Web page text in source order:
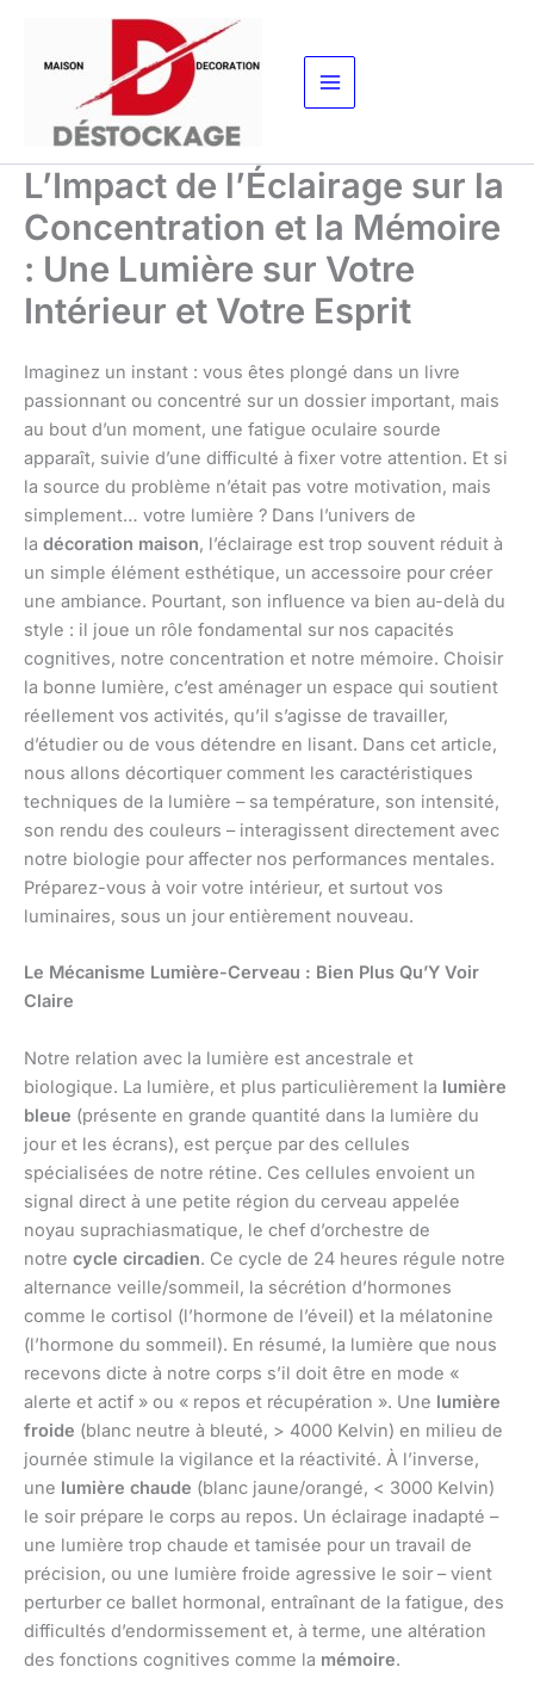
contenu
L’Impact de l’Éclairage sur la
Concentration et la Mémoire
: Une Lumière sur Votre
Intérieur et Votre Esprit
Imaginez un instant : vous êtes plongé dans un livre
passionnant ou concentré sur un dossier important, mais
au bout d’un moment, une fatigue oculaire sourde
apparaît, suivie d’une difficulté à fixer votre attention. Et si
la source du problème n’était pas votre motivation, mais
simplement… votre lumière ? Dans l’univers de
la décoration maison, l’éclairage est trop souvent réduit à
un simple élément esthétique, un accessoire pour créer
une ambiance. Pourtant, son influence va bien au-delà du
style : il joue un rôle fondamental sur nos capacités
cognitives, notre concentration et notre mémoire. Choisir
la bonne lumière, c’est aménager un espace qui soutient
réellement vos activités, qu’il s’agisse de travailler,
d’étudier ou de vous détendre en lisant. Dans cet article,
nous allons décortiquer comment les caractéristiques
techniques de la lumière – sa température, son intensité,
son rendu des couleurs – interagissent directement avec
notre biologie pour affecter nos performances mentales.
Préparez-vous à voir votre intérieur, et surtout vos
luminaires, sous un jour entièrement nouveau.
Le Mécanisme Lumière-Cerveau : Bien Plus Qu’Y Voir
Claire
Notre relation avec la lumière est ancestrale et
biologique. La lumière, et plus particulièrement la lumière
bleue (présente en grande quantité dans la lumière du
jour et les écrans), est perçue par des cellules
spécialisées de notre rétine. Ces cellules envoient un
signal direct à une petite région du cerveau appelée
noyau suprachiasmatique, le chef d’orchestre de
notre cycle circadien. Ce cycle de 24 heures régule notre
alternance veille/sommeil, la sécrétion d’hormones
comme le cortisol (l’hormone de l’éveil) et la mélatonine
(l’hormone du sommeil). En résumé, la lumière que nous
recevons dicte à notre corps s’il doit être en mode «
alerte et actif » ou « repos et récupération ». Une lumière
froide (blanc neutre à bleuté, > 4000 Kelvin) en milieu de
journée stimule la vigilance et la réactivité. À l’inverse,
une lumière chaude (blanc jaune/orangé, < 3000 Kelvin)
le soir prépare le corps au repos. Un éclairage inadapté –
une lumière trop chaude et tamisée pour un travail de
précision, ou une lumière froide agressive le soir – vient
perturber ce ballet hormonal, entraînant de la fatigue, des
difficultés d’endormissement et, à terme, une altération
des fonctions cognitives comme la mémoire.